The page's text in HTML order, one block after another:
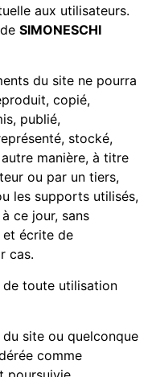
aux utilisateurs.
SIMONESCHI
du site ne pourra
copié,
publié,
stocké,
manière, à titre
ou par un tiers,
les supports utilisés,
ce jour, sans
et écrite de
cas.
de toute utilisation
site ou quelconque
comme